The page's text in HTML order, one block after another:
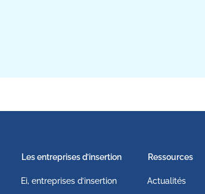
Les entreprises d’insertion
Ei, entreprises d’insertion
Ressources
Actualités